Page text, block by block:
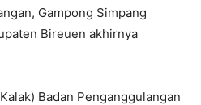
Gampong Simpang
Bireuen akhirnya
Badan Penganggulangan